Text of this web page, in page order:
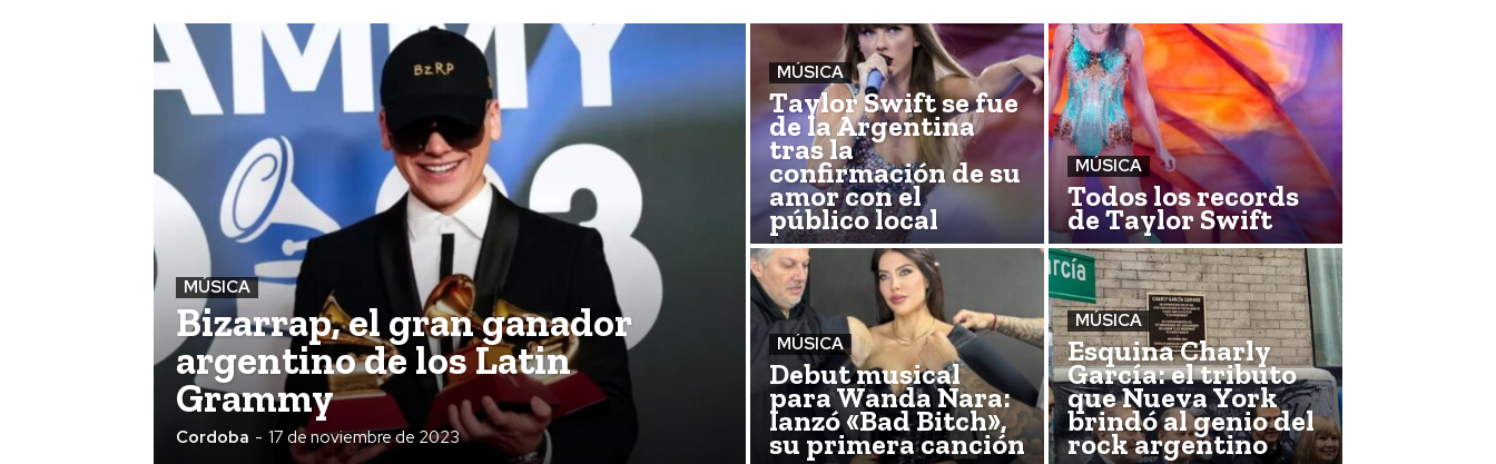
MÚSICA
Bizarrap, el gran ganador
argentino de los Latin
Grammy
Cordoba - 17 de noviembre de 2023
MÚSICA
Taylor Swift se fue
de la Argentina
tras la
confirmación de su
amor con el
público local
MÚSICA
Todos los records
de Taylor Swift
MÚSICA
Debut musical
para Wanda Nara:
lanzó «Bad Bitch»,
su primera canción
MÚSICA
Esquina Charly
García: el tributo
que Nueva York
brindó al genio del
rock argentino